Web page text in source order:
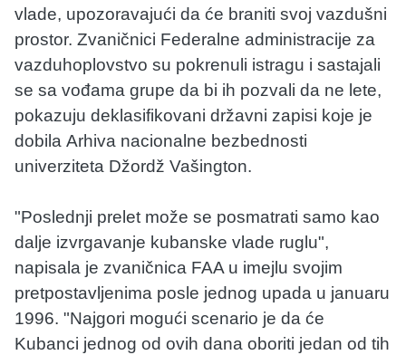
vlade, upozoravajući da će braniti svoj vazdušni
prostor. Zvaničnici Federalne administracije za
vazduhoplovstvo su pokrenuli istragu i sastajali
se sa vođama grupe da bi ih pozvali da ne lete,
pokazuju deklasifikovani državni zapisi koje je
dobila Arhiva nacionalne bezbednosti
univerziteta Džordž Vašington.
"Poslednji prelet može se posmatrati samo kao
dalje izvrgavanje kubanske vlade ruglu",
napisala je zvaničnica FAA u imejlu svojim
pretpostavljenima posle jednog upada u januaru
1996. "Najgori mogući scenario je da će
Kubanci jednog od ovih dana oboriti jedan od tih